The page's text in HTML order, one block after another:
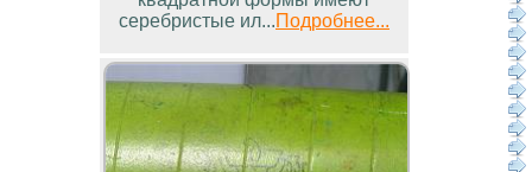
серебристые ил...Подробнее...